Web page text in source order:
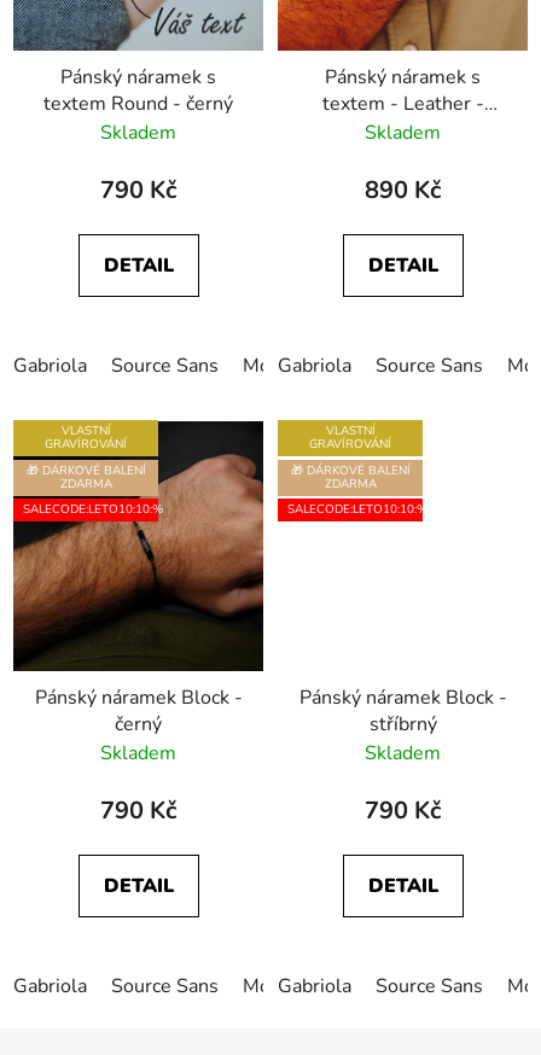
Pánský náramek s
textem Round - černý
Skladem
790 Kč
DETAIL
Gabriola Source Sans Monotype Corsiva Freestyle
Pánský náramek s
textem - Leather -
Černý
Skladem
890 Kč
DETAIL
Gabriola Source Sans
VLASTNÍ
GRAVÍROVÁNÍ
🎁 DÁRKOVÉ BALENÍ
ZDARMA
SALECODE:LETO10:10:%
Pánský náramek Block -
černý
Skladem
790 Kč
DETAIL
Gabriola Source Sans Monotype Corsiva Freestyle
VLASTNÍ
GRAVÍROVÁNÍ
🎁 DÁRKOVÉ BALENÍ
ZDARMA
SALECODE:LETO10:10:%
Pánský náramek Block -
stříbrný
Skladem
790 Kč
DETAIL
Gabriola Source Sans